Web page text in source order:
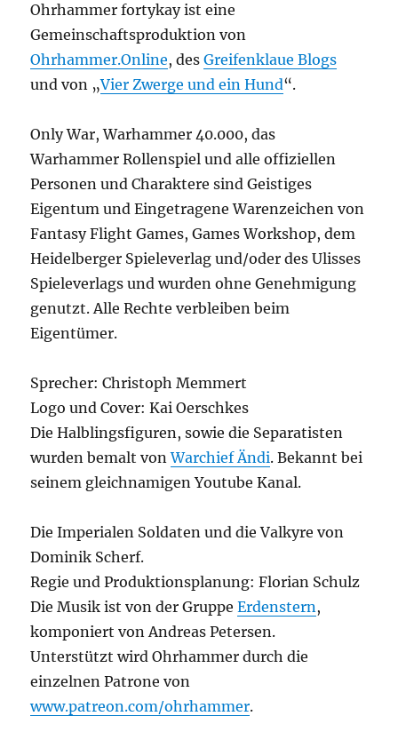
Ohrhammer fortykay ist eine
Gemeinschaftsproduktion von
Ohrhammer.Online, desGreifenklaue Blogs
und von „Vier Zwerge und ein Hund“.
Only War, Warhammer 40.000, das
Warhammer Rollenspiel und alle offiziellen
Personen und Charaktere sind Geistiges
Eigentum und Eingetragene Warenzeichen von
Fantasy Flight Games, Games Workshop, dem
Heidelberger Spieleverlag und/oder des Ulisses
Spieleverlags und wurden ohne Genehmigung
genutzt. Alle Rechte verbleiben beim
Eigentümer.
Sprecher: Christoph Memmert
Logo und Cover: Kai Oerschkes
Die Halblingsfiguren, sowie die Separatisten
wurden bemalt vonWarchief Ändi. Bekannt bei
seinem gleichnamigen Youtube Kanal.
Die Imperialen Soldaten und die Valkyre von
Dominik Scherf.
Regie und Produktionsplanung: Florian Schulz
Die Musik ist von der GruppeErdenstern,
komponiert von Andreas Petersen.
Unterstützt wird Ohrhammer durch die
einzelnen Patrone von
www.patreon.com/ohrhammer.